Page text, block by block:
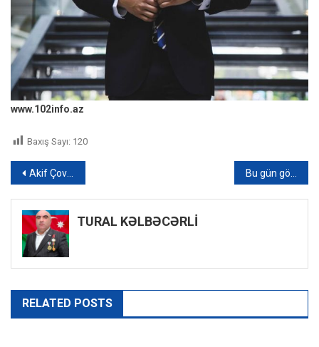
www.102info.az
Baxış Sayı: 120
Yazı
naviqasiyası
Akif Çovdarov yenidən hakim qarşısında: 30 milyonluq əmlakın taleyi necə olacaq?
TURAL KƏLBƏCƏRLİ
RELATED POSTS